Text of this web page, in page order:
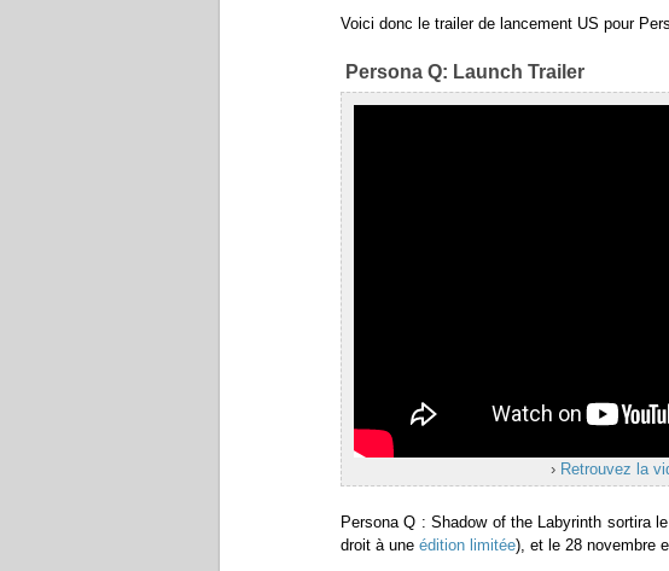
Voici donc le trailer de lancement US pour
Persona Q: Launch Trailer
› Retrouvez la
Persona Q : Shadow of the Labyrinth sortira
droit à une édition limitée), et le 28 novembre